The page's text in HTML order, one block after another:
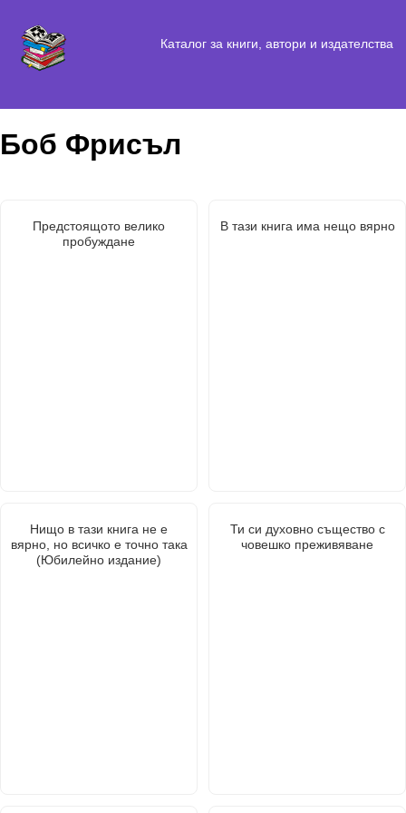
Каталог за книги, автори и издателства
Боб Фрисъл
Предстоящото велико
пробуждане
В тази книга има нещо вярно
Нищо в тази книга не е
вярно, но всичко е точно така
(Юбилейно издание)
Ти си духовно същество с
човешко преживяване